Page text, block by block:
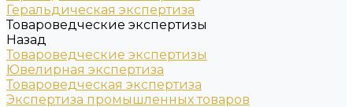
Геральдическая экспертиза
Товароведческие экспертизы
Назад
Товароведческие экспертизы
Ювелирная экспертиза
Товароведческая экспертиза
Экспертиза промышленных товаров